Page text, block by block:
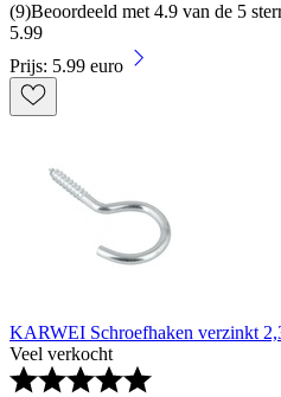
(9)Beoordeeld met 4.9 van de 5
5.99
Prijs: 5.99 euro
KARWEI Schroefhaken verzinkt
Veel verkocht